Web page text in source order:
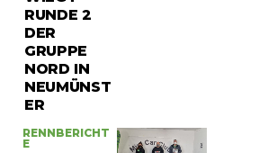
RUNDE 2
DER
GRUPPE
NORD IN
NEUMÜNST
ER
RENNBERICHT
E